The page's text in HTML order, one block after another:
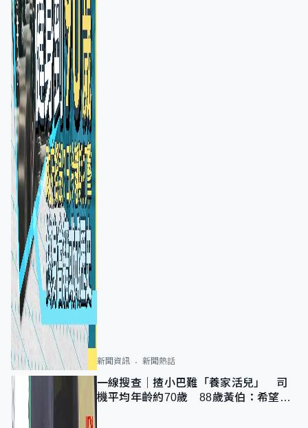
新聞資訊 新聞熱話
一線搜查｜揸小巴難「養家活兒」 司
機平均年齡約70歲 88歲黃伯：希望一